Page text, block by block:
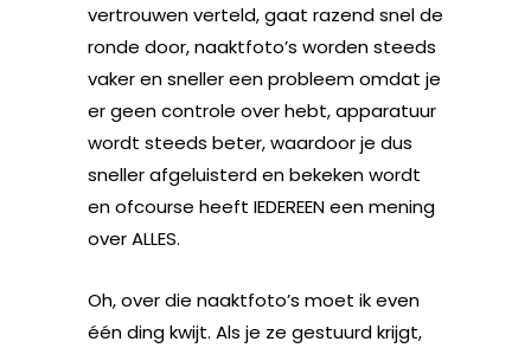
vertrouwen verteld, gaat razend snel de
ronde door, naaktfoto’s worden steeds
vaker en sneller een probleem omdat je
er geen controle over hebt, apparatuur
wordt steeds beter, waardoor je dus
sneller afgeluisterd en bekeken wordt
en ofcourse heeft IEDEREEN een mening
over ALLES.
Oh, over die naaktfoto’s moet ik even
één ding kwijt. Als je ze gestuurd krijgt,